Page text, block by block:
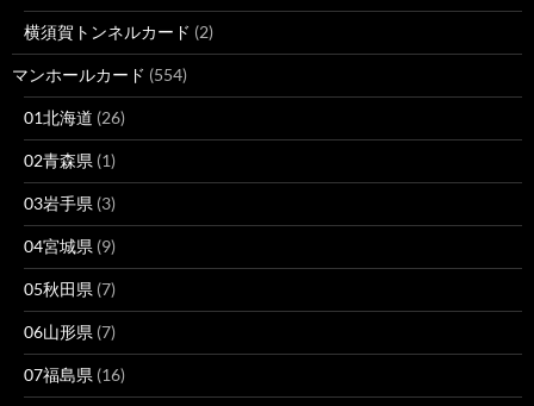
横須賀トンネルカード (2)
マンホールカード (554)
01北海道 (26)
02青森県 (1)
03岩手県 (3)
04宮城県 (9)
05秋田県 (7)
06山形県 (7)
07福島県 (16)